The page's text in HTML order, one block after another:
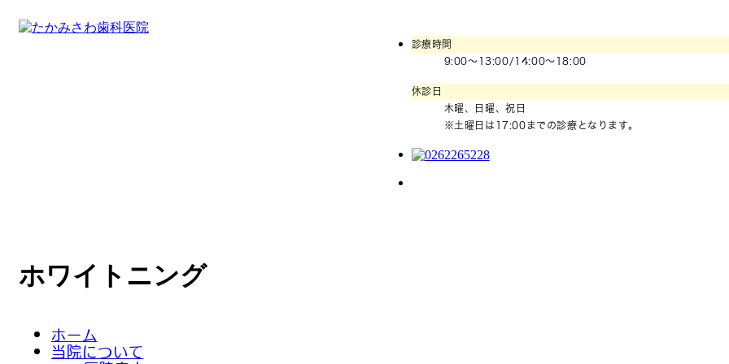
診療時間
9:00～13:00/14:00〜18:00
休診日
木曜、日曜、祝日
※土曜日は17:00までの診療となります。
ホワイトニング
ホーム
当院について